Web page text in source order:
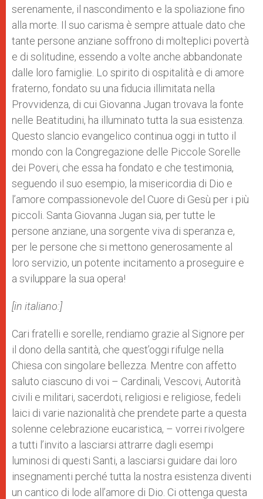
serenamente, il nascondimento e la spoliazione fino
alla morte. Il suo carisma è sempre attuale dato che
tante persone anziane soffrono di molteplici povertà
e di solitudine, essendo a volte anche abbandonate
dalle loro famiglie. Lo spirito di ospitalità e di amore
fraterno, fondato su una fiducia illimitata nella
Provvidenza, di cui Giovanna Jugan trovava la fonte
nelle Beatitudini, ha illuminato tutta la sua esistenza.
Questo slancio evangelico continua oggi in tutto il
mondo con la Congregazione delle Piccole Sorelle
dei Poveri, che essa ha fondato e che testimonia,
seguendo il suo esempio, la misericordia di Dio e
l’amore compassionevole del Cuore di Gesù per i più
piccoli. Santa Giovanna Jugan sia, per tutte le
persone anziane, una sorgente viva di speranza e,
per le persone che si mettono generosamente al
loro servizio, un potente incitamento a proseguire e
a sviluppare la sua opera!
[in italiano:]
Cari fratelli e sorelle, rendiamo grazie al Signore per
il dono della santità, che quest’oggi rifulge nella
Chiesa con singolare bellezza. Mentre con affetto
saluto ciascuno di voi – Cardinali, Vescovi, Autorità
civili e militari, sacerdoti, religiosi e religiose, fedeli
laici di varie nazionalità che prendete parte a questa
solenne celebrazione eucaristica, – vorrei rivolgere
a tutti l’invito a lasciarsi attrarre dagli esempi
luminosi di questi Santi, a lasciarsi guidare dai loro
insegnamenti perché tutta la nostra esistenza diventi
un cantico di lode all’amore di Dio. Ci ottenga questa